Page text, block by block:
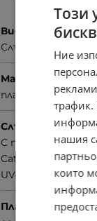
Вид
Слънчеви
Материал
пластмаса
Слънцезащита
С поляризация
Cat.2
UV400nm
Плаки
Този
Ние
трафик.
нашия
които